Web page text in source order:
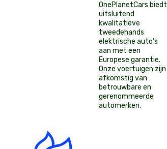
OnePlanetCars biedt
uitsluitend
kwalitatieve
tweedehands
elektrische auto’s
aan met een
Europese garantie.
Onze voertuigen zijn
afkomstig van
betrouwbare en
gerenommeerde
automerken.